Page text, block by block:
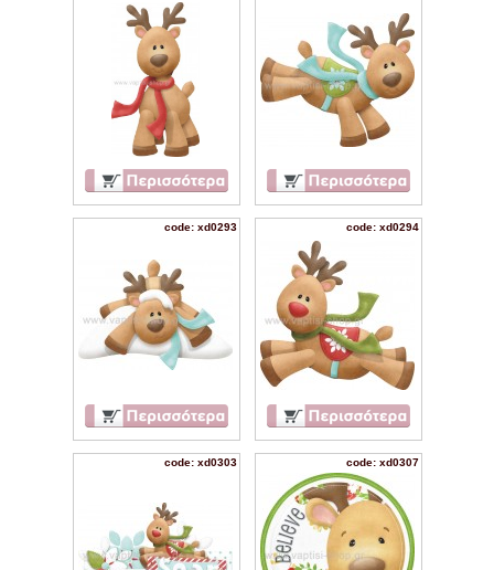
code: xd0293 code: xd0294
code: xd0303 code: xd0307